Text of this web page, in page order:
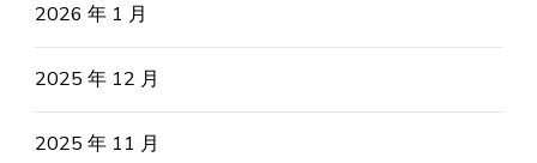
2026 年 1 月
2025 年 12 月
2025 年 11 月